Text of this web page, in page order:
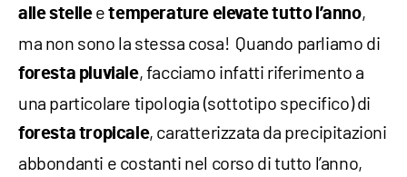
allestelleetemperature elevate tutto l’anno,
ma non sono la stessa cosa! Quando parliamo di
foresta pluviale, facciamo infatti riferimento a
una particolare tipologia (sottotipo specifico) di
foresta tropicale, caratterizzata da precipitazioni
abbondanti e costanti nel corso di tutto l’anno,